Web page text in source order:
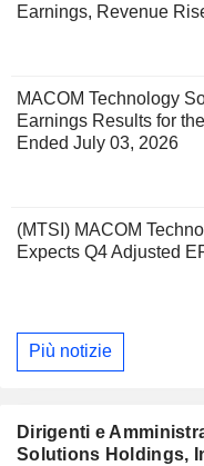
Earnings, Revenue
MACOM Technology
Earnings Results for
Ended July 03, 2026
(MTSI) MACOM
Expects Q4 Adjusted
Più notizie
Dirigenti e
Solutions Holdings,